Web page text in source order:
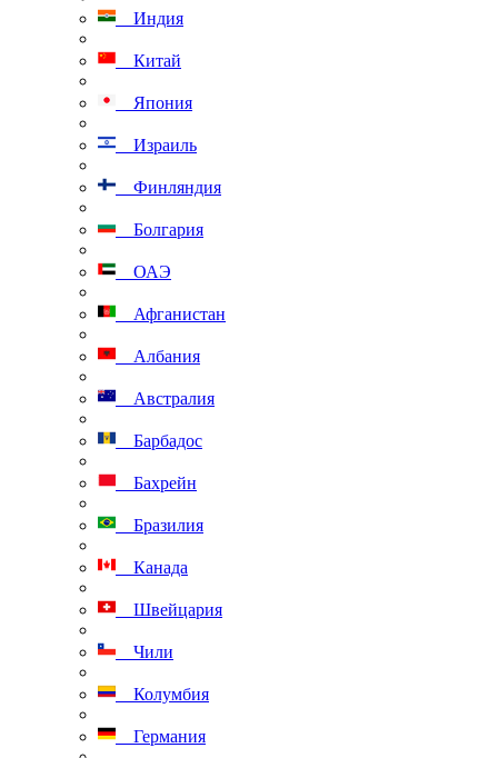
Индия
Китай
Япония
Израиль
Финляндия
Болгария
ОАЭ
Афганистан
Албания
Австралия
Барбадос
Бахрейн
Бразилия
Канада
Швейцария
Чили
Колумбия
Германия